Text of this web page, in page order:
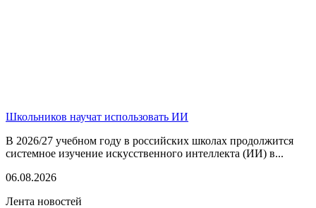
Школьников научат использовать ИИ
В 2026/27 учебном году в российских школах продолжится
системное изучение искусственного интеллекта (ИИ) в...
06.08.2026
Лента новостей